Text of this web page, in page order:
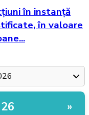
în instanță
în valoare
»